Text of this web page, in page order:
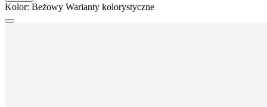
Kolor: Beżowy Warianty kolorystyczne